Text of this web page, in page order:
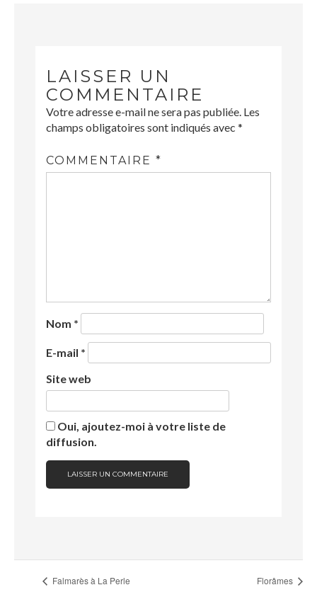
LAISSER UN
COMMENTAIRE
Votre adresse e-mail ne sera pas publiée. Les
champs obligatoires sont indiqués avec *
COMMENTAIRE *
Nom *
E-mail *
Site web
Oui, ajoutez-moi à votre liste de
diffusion.
Falmarès à La Perle Florâmes